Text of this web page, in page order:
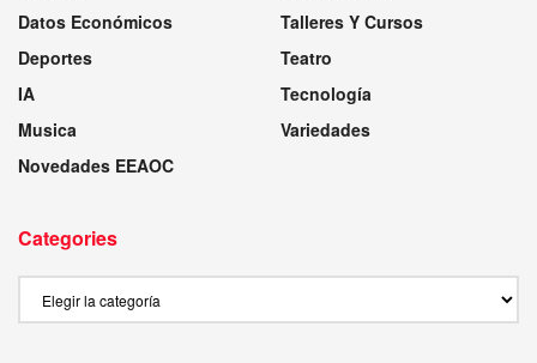
Datos Económicos
Deportes
IA
Musica
Novedades EEAOC
Talleres Y Cursos
Teatro
Tecnología
Variedades
Categories